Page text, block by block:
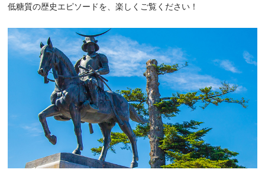
低糖質の歴史エピソードを、楽しくご覧ください！